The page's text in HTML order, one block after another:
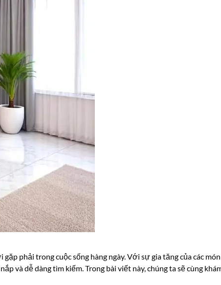
phải trong cuộc sống hàng ngày. Với sự gia tăng của các
và dễ dàng tìm kiếm. Trong bài viết này, chúng ta sẽ cùng